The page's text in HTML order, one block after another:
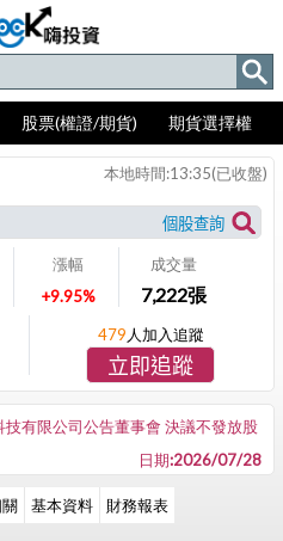
股票(權證/期貨) 期貨選擇權
漲幅
+9.95%
成交量
7,222張
本地時間:13:35(已收盤)
479 人加入追蹤
立即追蹤
有限公司公告董事會 決議不發放股
日期:2026/07/28
基本資料 財務報表